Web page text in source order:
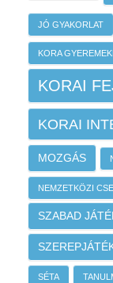
JÓ GYAKORLAT
KORA
KORAI
KORAI
MOZGÁS
NEMZETKÖZI
SZABAD
SÉTA